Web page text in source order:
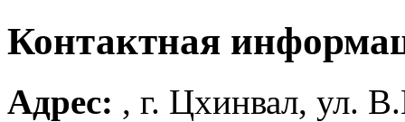
Контактная
Адрес: , г. Цхинвал, ул.